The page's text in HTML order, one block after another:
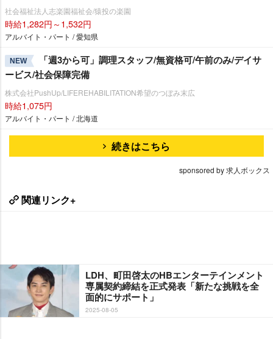
社会福祉法人志楽園福祉会/猿投の楽園
時給1,282円～1,532円
アルバイト・パート / 愛知県
NEW
「週3から可」調理スタッフ/無資格可/午前のみ/デイサ
ービス/社会保障完備
株式会社PushUp/LIFEREHABILITATION希望のつぼみ末広
時給1,075円
アルバイト・パート / 北海道
続きはこちら
sponsored by 求人ボックス
関連リンク+
LDH、町田啓太のHBエンターテインメント
専属契約締結を正式発表「新たな挑戦を全
面的にサポート」
2025-08-05